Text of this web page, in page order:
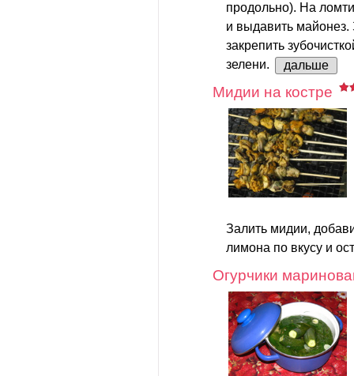
продольно). На
и выдавить майонез.
закрепить
зелени.
дальше
Мидии на костре
Залить мидии,
лимона по вкусу и
Огурчики